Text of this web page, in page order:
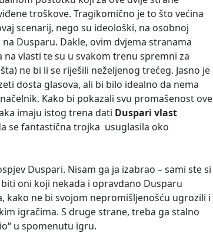
troškove. Tragikomično je to što većina
scenarij, nego su ideološki, na osobnoj
Dusparu. Dakle, ovim dvjema stranama
vlasti te su u svakom trenu spremni za
ne bi li se riješili neželjenog trećeg. Jasno je
dosta glasova, ali bi bilo idealno da nema
Kako bi pokazali svu promašenost ove
imaju istog trena dati Duspari vlast
se fantastična trojka usuglasila oko
Duspari. Nisam ga ja izabrao – sami ste si
oni koji nekada i opravdano Dusparu
kako ne bi svojom nepromišljenošću ugrozili i
igračima. S druge strane, treba ga stalno
u spomenutu igru.